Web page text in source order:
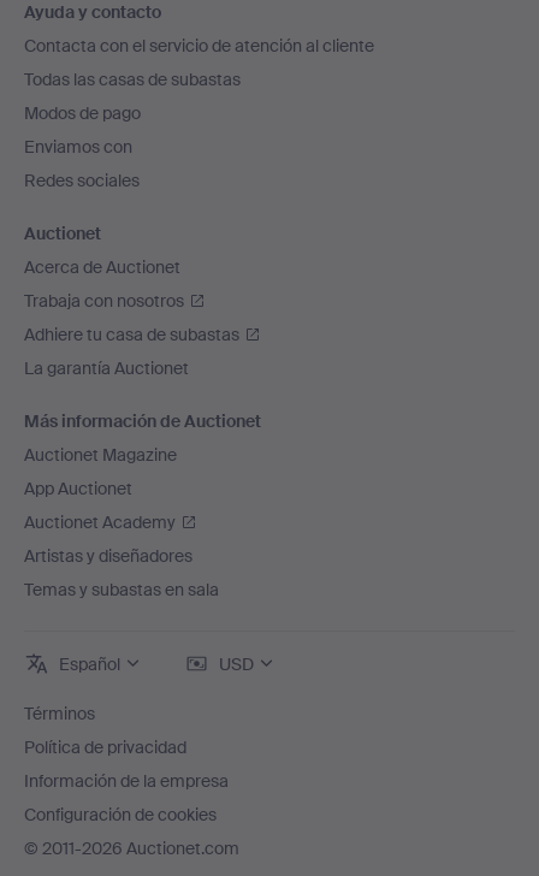
en
el
pie
de
página
Ayuda y contacto
Contacta con el servicio de atención al cliente
Todas las casas de subastas
Modos de pago
Enviamos con
Redes sociales
Auctionet
Acerca de Auctionet
Trabaja con nosotros
Adhiere tu casa de subastas
La garantía Auctionet
Más información de Auctionet
Auctionet Magazine
App Auctionet
Auctionet Academy
Artistas y diseñadores
Temas y subastas en sala
Español USD
Términos
Política de privacidad
Información de la empresa
Configuración de cookies
© 2011-2026 Auctionet.com